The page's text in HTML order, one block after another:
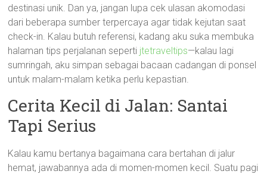
destinasi unik. Dan ya, jangan lupa cek ulasan akomodasi
dari beberapa sumber terpercaya agar tidak kejutan saat
check-in. Kalau butuh referensi, kadang aku suka membuka
halaman tips perjalanan seperti jtetraveltips—kalau lagi
sumringah, aku simpan sebagai bacaan cadangan di ponsel
untuk malam-malam ketika perlu kepastian.
Cerita Kecil di Jalan: Santai
Tapi Serius
Kalau kamu bertanya bagaimana cara bertahan di jalur
hemat, jawabannya ada di momen-momen kecil. Suatu pagi